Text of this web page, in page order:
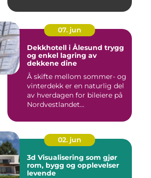
07. jun
Dekkhotell i Ålesund trygg
og enkel lagring av
dekkene dine
Å skifte mellom sommer- og
vinterdekk er en naturlig del
av hverdagen for bileiere på
Nordvestlandet...
02. jun
3d Visualisering som gjør
rom, bygg og opplevelser
levende